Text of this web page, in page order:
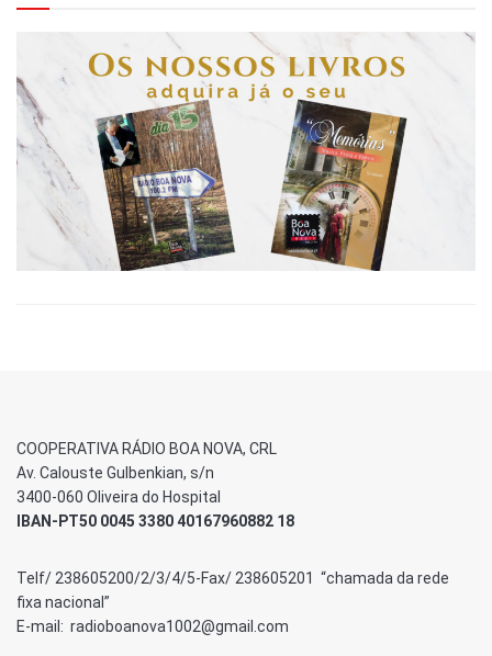
COOPERATIVA RÁDIO BOA NOVA, CRL
Av. Calouste Gulbenkian, s/n
3400-060 Oliveira do Hospital
IBAN-PT50 0045 3380 40167960882 18
Telf/ 238605200/2/3/4/5-Fax/ 238605201 “chamada da rede
fixa nacional”
E-mail: radioboanova1002@gmail.com